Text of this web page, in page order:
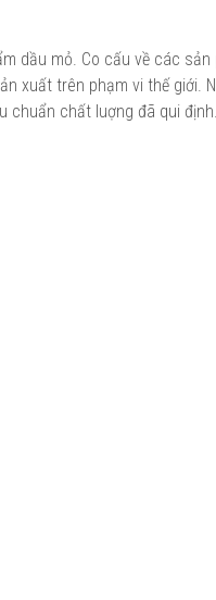
dầu mỏ. Co cấu về các sản
xuất trên phạm vi thế giới.
chất luợng đã qui